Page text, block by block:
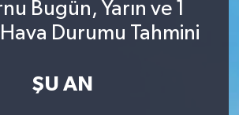
Bugün, Yarın ve 1
Durumu Tahmini
ŞU AN